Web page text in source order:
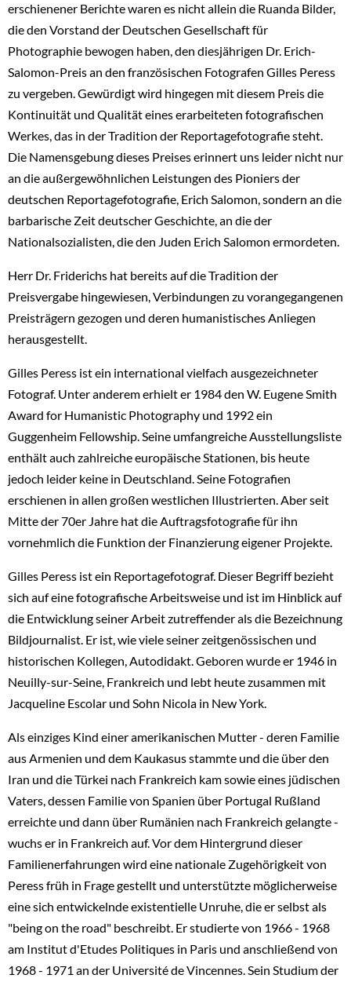
erschienener Berichte waren es nicht allein die Ruanda Bilder,
die den Vorstand der Deutschen Gesellschaft für
Photographie bewogen haben, den diesjährigen Dr. Erich-
Salomon-Preis an den französischen Fotografen Gilles Peress
zu vergeben. Gewürdigt wird hingegen mit diesem Preis die
Kontinuität und Qualität eines erarbeiteten fotografischen
Werkes, das in der Tradition der Reportagefotografie steht.
Die Namensgebung dieses Preises erinnert uns leider nicht nur
an die außergewöhnlichen Leistungen des Pioniers der
deutschen Reportagefotografie, Erich Salomon, sondern an die
barbarische Zeit deutscher Geschichte, an die der
Nationalsozialisten, die den Juden Erich Salomon ermordeten.
Herr Dr. Friderichs hat bereits auf die Tradition der
Preisvergabe hingewiesen, Verbindungen zu vorangegangenen
Preisträgern gezogen und deren humanistisches Anliegen
herausgestellt.
Gilles Peress ist ein international vielfach ausgezeichneter
Fotograf. Unter anderem erhielt er 1984 den W. Eugene Smith
Award for Humanistic Photography und 1992 ein
Guggenheim Fellowship. Seine umfangreiche Ausstellungsliste
enthält auch zahlreiche europäische Stationen, bis heute
jedoch leider keine in Deutschland. Seine Fotografien
erschienen in allen großen westlichen Illustrierten. Aber seit
Mitte der 70er Jahre hat die Auftragsfotografie für ihn
vornehmlich die Funktion der Finanzierung eigener Projekte.
Gilles Peress ist ein Reportagefotograf. Dieser Begriff bezieht
sich auf eine fotografische Arbeitsweise und ist im Hinblick auf
die Entwicklung seiner Arbeit zutreffender als die Bezeichnung
Bildjournalist. Er ist, wie viele seiner zeitgenössischen und
historischen Kollegen, Autodidakt. Geboren wurde er 1946 in
Neuilly-sur-Seine, Frankreich und lebt heute zusammen mit
Jacqueline Escolar und Sohn Nicola in New York.
Als einziges Kind einer amerikanischen Mutter - deren Familie
aus Armenien und dem Kaukasus stammte und die über den
Iran und die Türkei nach Frankreich kam sowie eines jüdischen
Vaters, dessen Familie von Spanien über Portugal Rußland
erreichte und dann über Rumänien nach Frankreich gelangte -
wuchs er in Frankreich auf. Vor dem Hintergrund dieser
Familienerfahrungen wird eine nationale Zugehörigkeit von
Peress früh in Frage gestellt und unterstützte möglicherweise
eine sich entwickelnde existentielle Unruhe, die er selbst als
"being on the road" beschreibt. Er studierte von 1966 - 1968
am Institut d'Etudes Politiques in Paris und anschließend von
1968 - 1971 an der Université de Vincennes. Sein Studium der